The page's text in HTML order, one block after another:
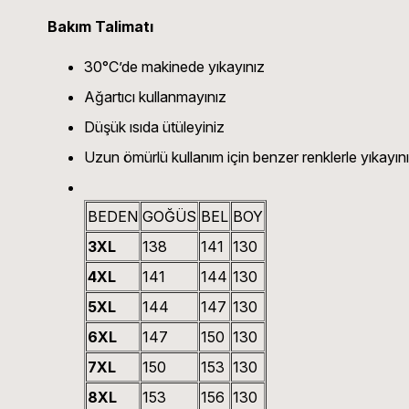
Bakım Talimatı
30°C’de makinede yıkayınız
Ağartıcı kullanmayınız
Düşük ısıda ütüleyiniz
Uzun ömürlü kullanım için benzer renklerle
BEDEN GOĞÜS BEL BOY
3XL
138 141 130
4XL
141 144 130
5XL
144 147 130
6XL
147 150 130
7XL
150 153 130
8XL
153 156 130